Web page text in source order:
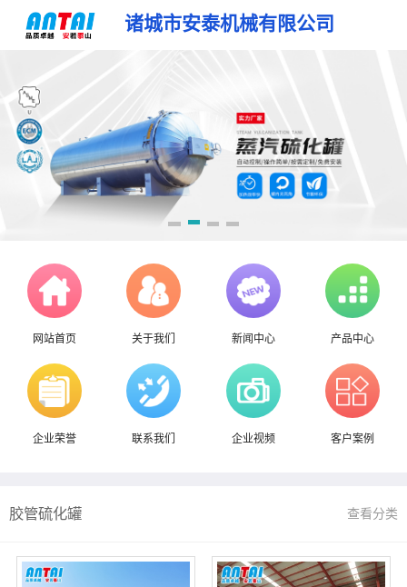
诸城市安泰机械有限公司
网站首页 关于我们 新闻中心 产品中心
企业荣誉 联系我们 企业视频 客户案例
胶管硫化罐 查看分类